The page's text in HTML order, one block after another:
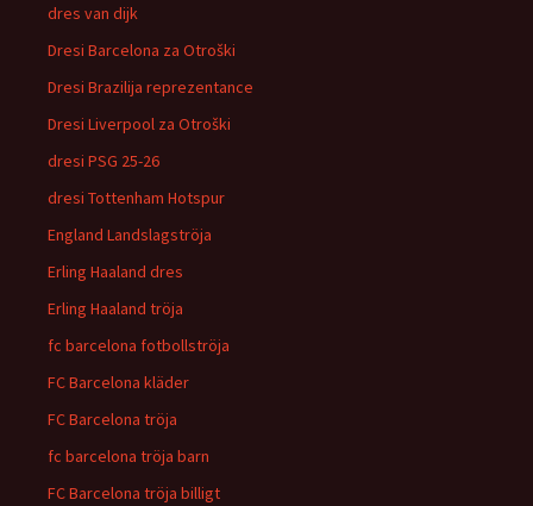
dres van dijk
Dresi Barcelona za Otroški
Dresi Brazilija reprezentance
Dresi Liverpool za Otroški
dresi PSG 25-26
dresi Tottenham Hotspur
England Landslagströja
Erling Haaland dres
Erling Haaland tröja
fc barcelona fotbollströja
FC Barcelona kläder
FC Barcelona tröja
fc barcelona tröja barn
FC Barcelona tröja billigt